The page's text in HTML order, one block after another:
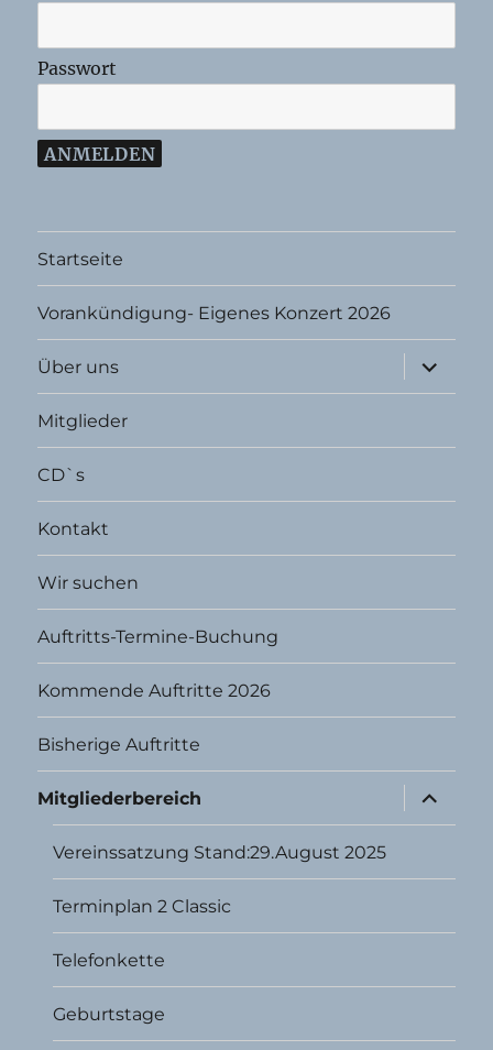
Passwort
Startseite
Vorankündigung- Eigenes Konzert 2026
Über uns
öffnen
Mitglieder
CD`s
Kontakt
Wir suchen
Auftritts-Termine-Buchung
Kommende Auftritte 2026
Bisherige Auftritte
Mitgliederbereich
öffnen
Vereinssatzung Stand:29.August 2025
Terminplan 2 Classic
Telefonkette
Geburtstage